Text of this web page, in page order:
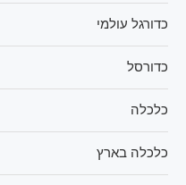
כדורגל עולמי
כדורסל
כלכלה
כלכלה בארץ